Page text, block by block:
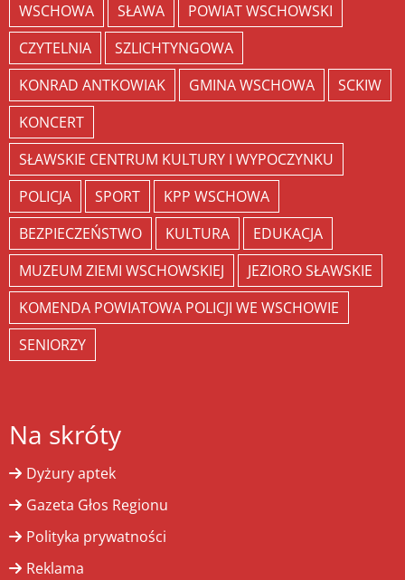
WSCHOWA SŁAWA
POWIAT WSCHOWSKI
CZYTELNIA
SZLICHTYNGOWA
KONRAD ANTKOWIAK
GMINA WSCHOWA
SCKIW
KONCERT
SŁAWSKIE CENTRUM KULTURY I WYPOCZYNKU
POLICJA
SPORT
KPP WSCHOWA
BEZPIECZEŃSTWO
KULTURA
EDUKACJA
MUZEUM ZIEMI WSCHOWSKIEJ
JEZIORO SŁAWSKIE
KOMENDA POWIATOWA POLICJI WE WSCHOWIE
SENIORZY
Na skróty
Dyżury aptek
Gazeta Głos Regionu
Polityka prywatności
Reklama